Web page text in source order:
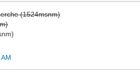
(1524msnm)